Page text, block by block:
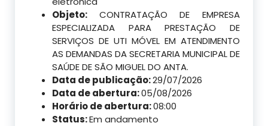
Objeto: CONTRATAÇÃO DE EMPRESA
ESPECIALIZADA PARA PRESTAÇÃO DE
SERVIÇOS DE UTI MÓVEL EM ATENDIMENTO
AS DEMANDAS DA SECRETARIA MUNICIPAL DE
SAÚDE DE SÃO MIGUEL DO ANTA.
Data de publicação:29/07/2026
Data de abertura:05/08/2026
Horário de abertura:08:00
Status:Em andamento